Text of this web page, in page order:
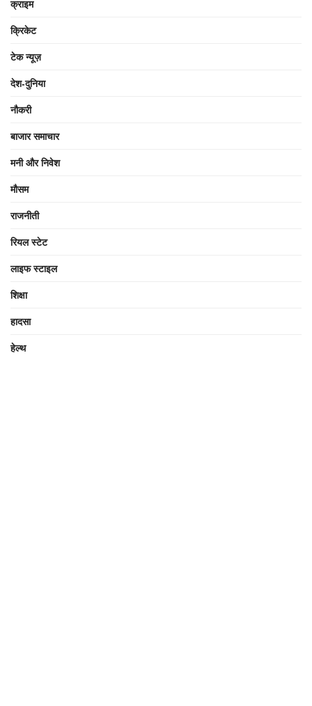
क्राइम
क्रिकेट
टेक न्यूज़
देश-दुनिया
नौकरी
बाजार समाचार
मनी और निवेश
मौसम
राजनीती
रियल स्टेट
लाइफ स्टाइल
शिक्षा
हादसा
हेल्थ